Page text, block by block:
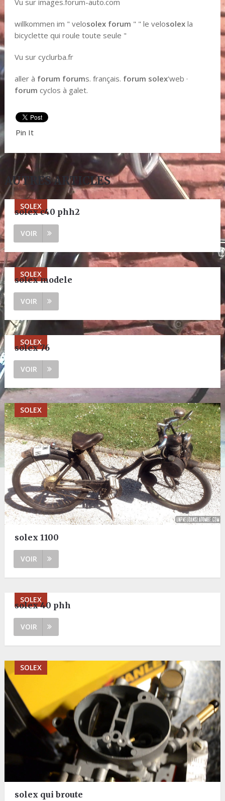
willkommen im " velosolex forum " " le velosolexla
bicyclette qui roule toute seule "
Vu sur cyclurba.fr
aller à forum forums. français. forum solex'web ·
forum cyclos à galet.
Pin It
AUTRES ARTICLES
SOLEX
solex c40 phh2
VOIR
SOLEX
solex modele
VOIR
SOLEX
solex 76
VOIR
SOLEX
solex 1100
VOIR
SOLEX
solex 40 phh
VOIR
SOLEX
solex qui broute